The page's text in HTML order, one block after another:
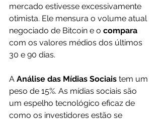
mercado estivesse excessivamente
otimista. Ele mensura o volume atual
negociado de Bitcoin e o compara
com os valores médios dos últimos
30 e 90 dias.
A Análise das Mídias Sociais tem um
peso de 15%. As mídias sociais são
um espelho tecnológico eficaz de
como os investidores estão se